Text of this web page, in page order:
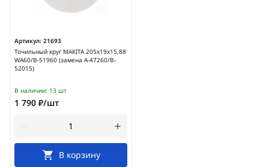
Артикул: 21693
Точильный круг MAKITA 205x19x15,88
WA60/B-51960 (замена A-47260/B-
52015)
В наличии: 13 шт
1 790 ₽/шт
В корзину